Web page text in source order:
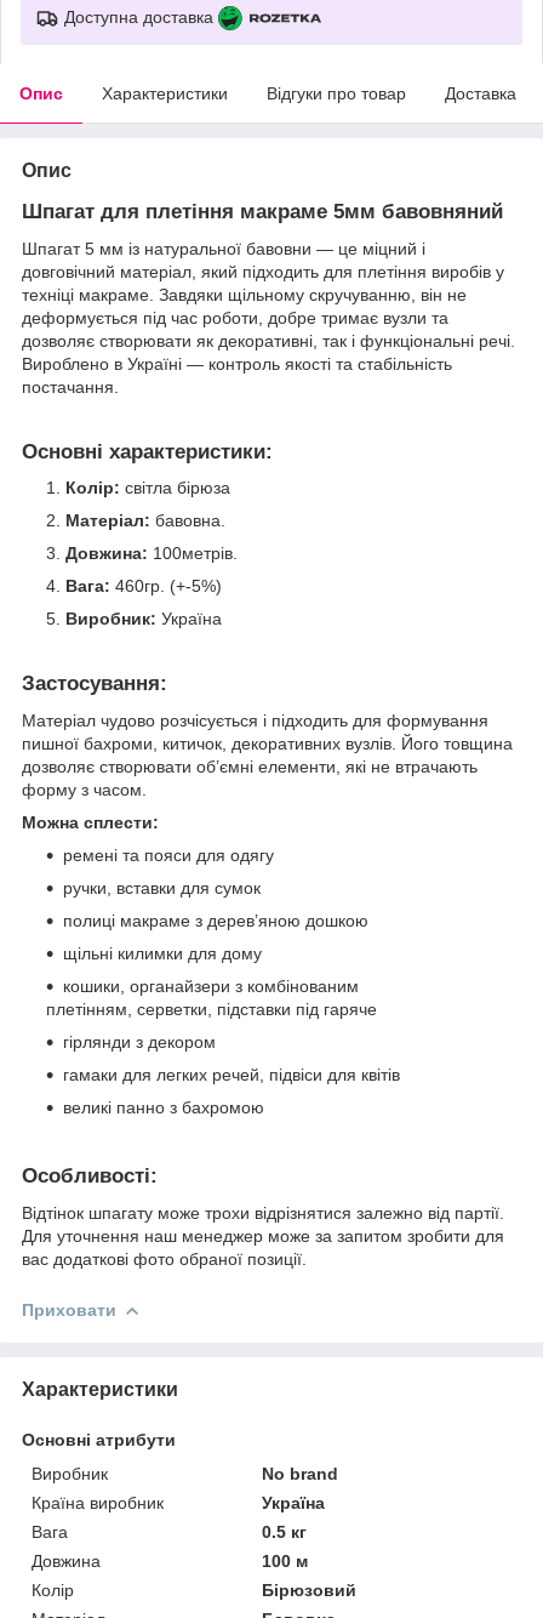
Доступна доставка
Опис Характеристики Відгуки про товар Доставка
Опис
Шпагат для плетіння макраме 5мм бавовняний
Шпагат 5 мм із натуральної бавовни — це міцний і
довговічний матеріал, який підходить для плетіння виробів у
техніці макраме. Завдяки щільному скручуванню, він не
деформується під час роботи, добре тримає вузли та
дозволяє створювати як декоративні, так і функціональні речі.
Вироблено в Україні — контроль якості та стабільність
постачання.
Основні характеристики:
Колір: світла бірюза
Матеріал: бавовна.
Довжина: 100метрів.
Вага: 460гр. (+-5%)
Виробник: Україна
Застосування:
Матеріал чудово розчісується і підходить для формування
пишної бахроми, китичок, декоративних вузлів. Його товщина
дозволяє створювати об’ємні елементи, які не втрачають
форму з часом.
Можна сплести:
ремені та пояси для одягу
ручки, вставки для сумок
полиці макраме з дерев’яною дошкою
щільні килимки для дому
кошики, органайзери з комбінованим
плетінням, серветки, підставки під гаряче
гірлянди з декором
гамаки для легких речей, підвіси для квітів
великі панно з бахромою
Особливості:
Відтінок шпагату може трохи відрізнятися залежно від партії.
Для уточнення наш менеджер може за запитом зробити для
вас додаткові фото обраної позиції.
Приховати
Характеристики
Основні атрибути
Виробник
No brand
Країна виробник
Україна
Вага
0.5 кг
Довжина
100 м
Колір
Бірюзовий